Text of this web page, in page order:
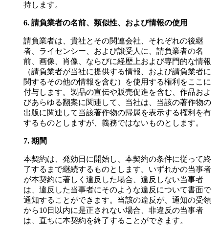
持します。
6. 請負業者の名前、類似性、および情報の使用
請負業者は、貴社とその関連会社、それぞれの後継
者、ライセンシー、および譲受人に、請負業者の名
前、画像、肖像、ならびに経歴上および専門的な情報
（請負業者が当社に提供する情報、および請負業者に
関するその他の情報を含む）を使用する権利をここに
付与します。製品の宣伝や販売促進を含む、作品およ
びあらゆる翻案に関連して、当社は、当該の著作物の
出版に関連して当該著作物の帰属を表示する権利を有
するものとしますが、義務ではないものとします。
7. 期間
本契約は、発効日に開始し、本契約の条件に従って終
了するまで継続するものとします。いずれかの当事者
が本契約に著しく違反した場合、違反しない当事者
は、違反した当事者にそのような違反について書面で
通知することができます。当該の違反が、通知の受領
から10日以内に是正されない場合、非違反の当事者
は、直ちに本契約を終了することができます。